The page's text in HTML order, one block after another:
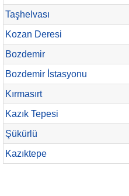
Taşhelvası
Kozan Deresi
Bozdemir
Bozdemir İstasyonu
Kırmasırt
Kazık Tepesi
Şükürlü
Kazıktepe